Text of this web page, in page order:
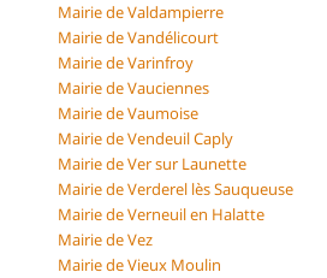
Mairie de Valdampierre
Mairie de Vandélicourt
Mairie de Varinfroy
Mairie de Vauciennes
Mairie de Vaumoise
Mairie de Vendeuil Caply
Mairie de Ver sur Launette
Mairie de Verderel lès Sauqueuse
Mairie de Verneuil en Halatte
Mairie de Vez
Mairie de Vieux Moulin